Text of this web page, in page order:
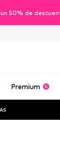
50% de
Premium